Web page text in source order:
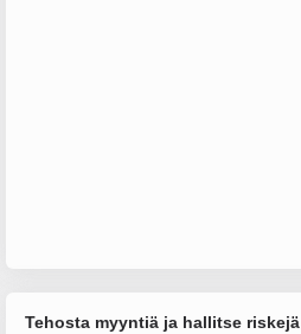
Tehosta myyntiä ja hallitse riskejä